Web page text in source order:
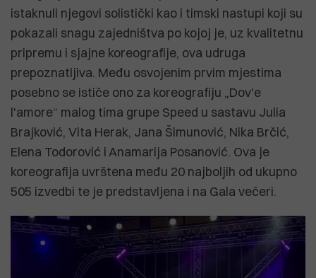
istaknuli njegovi solistički kao i timski nastupi koji su
pokazali snagu zajedništva po kojoj je, uz kvalitetnu
pripremu i sjajne koreografije, ova udruga
prepoznatljiva. Među osvojenim prvim mjestima
posebno se ističe ono za koreografiju „Dov'e
l'amore“ malog tima grupe Speed u sastavu Julia
Brajković, Vita Herak, Jana Šimunović, Nika Brčić,
Elena Todorović i Anamarija Posanović. Ova je
koreografija uvrštena među 20 najboljih od ukupno
505 izvedbi te je predstavljena i na Gala večeri.